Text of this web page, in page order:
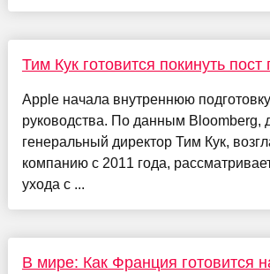
Тим Кук готовится покинуть
Apple начала внутреннюю
руководства. По данным Bloomberg,
генеральный директор Тим Кук,
компанию с 2011 года,
ухода с ...
В мире: Как Франция готовится